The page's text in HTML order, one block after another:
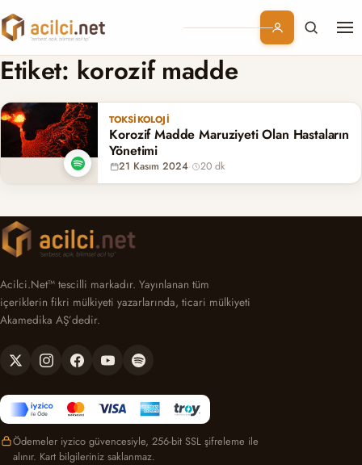
Branşlar
Konular
Kurumsal
Etiket: korozif madde
TOKSIKOLOJI
Korozif Madde Maruziyeti Olan Hastaların
Yönetimi
21 Kasım 2024· 20 dk
Acilci.Net™ tescilli markadır. Yayınlanan tüm
içeriklerin fikri mülkiyeti yazarlarında, ticari mülkiyeti
Akamedika AŞ’dedir.
Ödemeler iyzico güvencesiyle, 256-bit SSL şifreleme ile
alınır. Kart bilgileriniz saklanmaz.